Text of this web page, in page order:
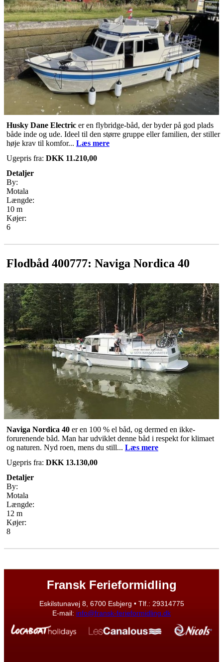
Husky Dane Electric er en flybridge-båd, der byder på god plads
både inde og ude. Ideel til den større gruppe eller familien, der stiller
høje krav til komfor... Læs mere
Ugepris fra: DKK 11.210,00
Detaljer
By:
Motala
Længde:
10 m
Køjer:
6
Flodbåd 400777: Naviga Nordica 40
Naviga Nordica 40 er en 100 % el båd, og dermed en ikke-
forurenende båd. Man har udviklet denne båd i respekt for klimaet
og naturen. Nyd roen, mens du still... Læs mere
Ugepris fra: DKK 13.130,00
Detaljer
By:
Motala
Længde:
12 m
Køjer:
8
Fransk Ferieformidling
Eskilstunavej 8, 6700 Esbjerg • Tlf.: 29314775
E-mail: info@fransk-ferieformidling.dk